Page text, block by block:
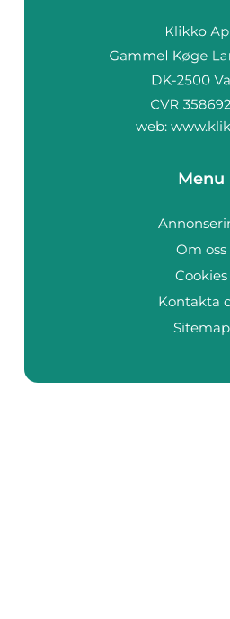
web:
Menu
Om oss
Cookies
Kontakta
Sitemap